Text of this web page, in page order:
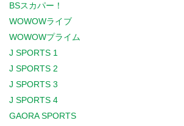
BSスカパー！
WOWOWライブ
WOWOWプライム
J SPORTS 1
J SPORTS 2
J SPORTS 3
J SPORTS 4
GAORA SPORTS